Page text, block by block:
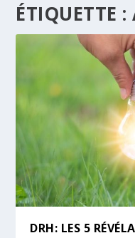
ÉTIQUETTE :
DRH: LES 5